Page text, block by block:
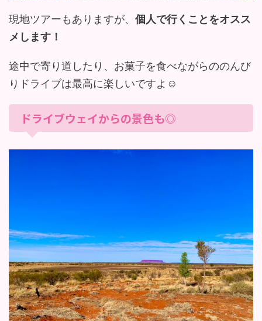
現地ツアーもありますが、 個人で行くことをオスス
メします！
途中で寄り道したり、お菓子を食べながらののんび
りドライブは最高に楽しいですよ☺︎
ドライブウェイからの景色も◎